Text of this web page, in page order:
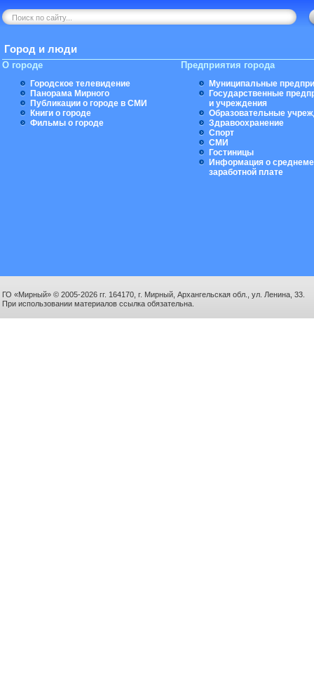
Город и люди
О городе
Городское телевидение
Панорама Мирного
Публикации о городе в СМИ
Книги о городе
Фильмы о городе
Предприятия города
Муниципальные
Государственные
и учреждения
Образовательные
Здравоохранение
Спорт
СМИ
Гостиницы
Информация о
заработной плате
ГО «Мирный» © 2005-2026 гг. 164170, г. Мирный, Архангельская обл., ул. Ленина, 33.
При использовании материалов ссылка обязательна.